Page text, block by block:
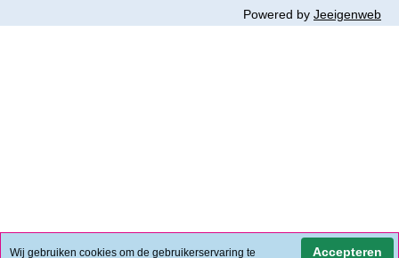
Powered by Jeeigenweb
Wij gebruiken cookies om de gebruikerservaring te Accepteren